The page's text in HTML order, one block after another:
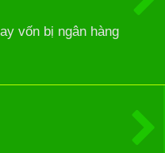
vốn bị ngân hàng